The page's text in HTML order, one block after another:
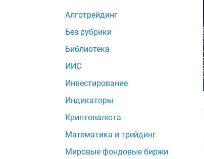
Алготрейдинг
Без рубрики
Библиотека
ИИС
Инвестирование
Индикаторы
Криптовалюта
Математика и трейдинг
Мировые фондовые биржи